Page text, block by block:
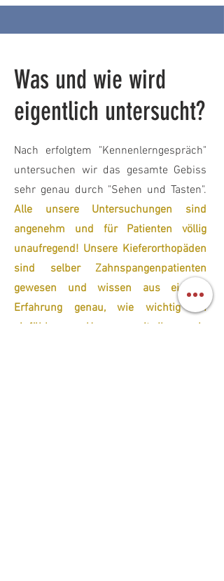
Was und wie wird
eigentlich untersucht?
Nach erfolgtem "Kennenlerngespräch"
untersuchen wir das gesamte Gebiss
sehr genau durch "Sehen und Tasten".
Alle unsere Untersuchungen sind
angenehm und für Patienten völlig
unaufregend! Unsere Kieferorthopäden
sind selber Zahnspangenpatienten
gewesen und wissen aus eigener
Erfahrung genau, wie wichtig ein
einfühlsamer Umgang mit Ihnen als